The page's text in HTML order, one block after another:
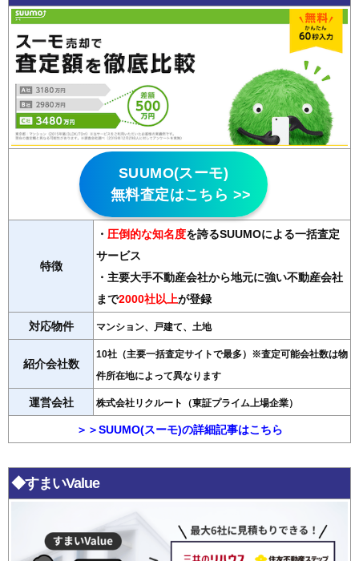
SUUMO(スーモ)
無料査定はこちら >>
特徴
・ 圧倒的な知名度を誇るSUUMOによる一括査定
サービス
・主要大手不動産会社から地元に強い不動産会社
まで2000社以上が登録
対応物件 マンション、戸建て、土地
紹介会社数
10社（主要一括査定サイトで最多）※査定可能会社数は物
件所在地によって異なります
運営会社 株式会社リクルート（東証プライム上場企業）
＞＞SUUMO(スーモ)の詳細記事はこちら
◆すまいValue